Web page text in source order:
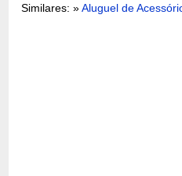
Similares: »Aluguel de